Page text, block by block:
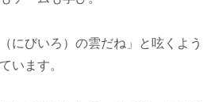
にびいろ）の雲だね」と呟くよう
います。